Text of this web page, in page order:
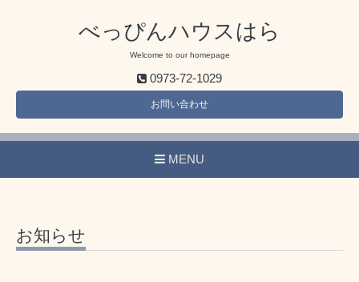
べっぴんハウスはら
Welcome to our homepage
0973-72-1029
お問い合わせ
MENU
お知らせ